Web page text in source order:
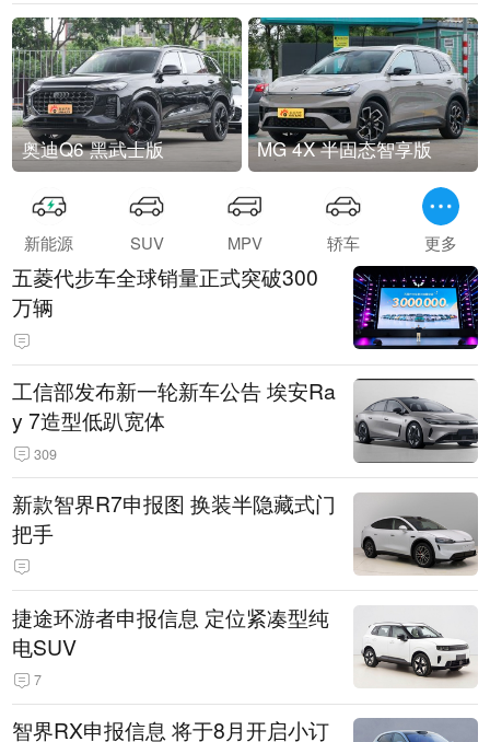
奥迪Q6 黑武士版 MG 4X 半固态智享版
新能源 SUV MPV 轿车 更多
五菱代步车全球销量正式突破300
万辆
工信部发布新一轮新车公告 埃安Ra
y 7造型低趴宽体
309
新款智界R7申报图 换装半隐藏式门
把手
捷途环游者申报信息 定位紧凑型纯
电SUV
7
智界RX申报信息 将于8月开启小订